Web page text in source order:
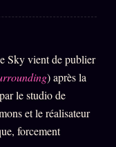
Sky vient de publier
) après la
le studio de
et le réalisateur
forcement